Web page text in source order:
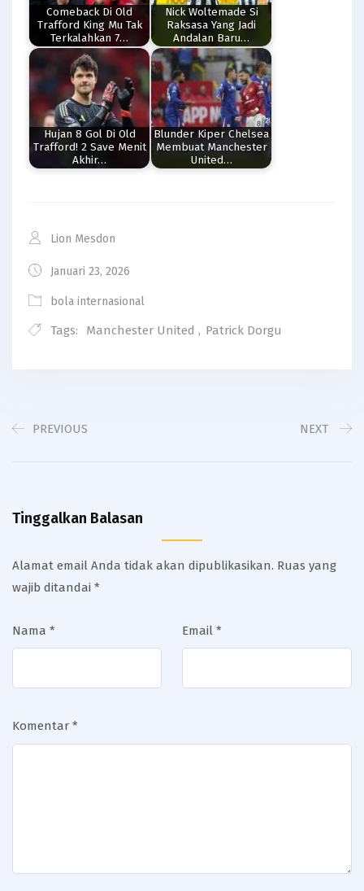
Comeback Di Old
Trafford King Mu Tak
Terkalahkan 7…
Nick Woltemade Si
Raksasa Yang Jadi
Andalan Baru…
Hujan 8 Gol Di Old
Trafford! 2 Save Menit
Akhir…
Blunder Kiper Chelsea
Membuat Manchester
United…
Lion Mesdon
Januari 23, 2026
bola internasional
Tags: Manchester United , Patrick Dorgu
PREVIOUS NEXT
Tinggalkan Balasan
Alamat email Anda tidak akan dipublikasikan. Ruas yang
wajib ditandai *
Nama * Email *
Komentar *